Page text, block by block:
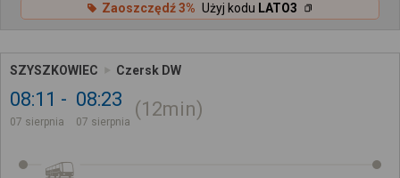
Zaoszczędź 3% Użyj kodu LATO3
SZYSZKOWIEC Czersk DW
08:11
07 sierpnia
08:23
07 sierpnia
12min